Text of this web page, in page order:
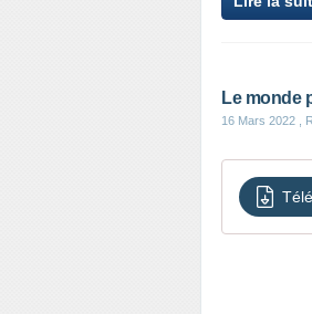
Le monde
16 Mars 2022 ,